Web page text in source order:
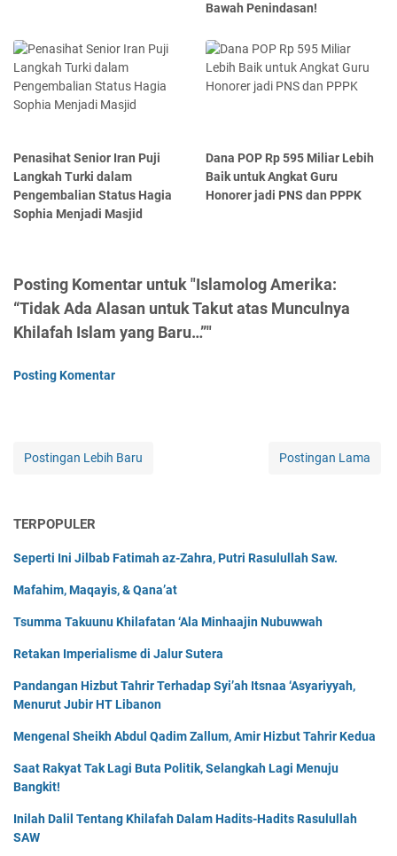
Bawah Penindasan!
Penasihat Senior Iran Puji
Langkah Turki dalam
Pengembalian Status Hagia
Sophia Menjadi Masjid
Dana POP Rp 595 Miliar Lebih
Baik untuk Angkat Guru
Honorer jadi PNS dan PPPK
Posting Komentar untuk "Islamolog Amerika:
“Tidak Ada Alasan untuk Takut atas Munculnya
Khilafah Islam yang Baru…”"
Posting Komentar
Postingan Lebih Baru Postingan Lama
TERPOPULER
Seperti Ini Jilbab Fatimah az-Zahra, Putri Rasulullah Saw.
Mafahim, Maqayis, & Qana’at
Tsumma Takuunu Khilafatan ‘Ala Minhaajin Nubuwwah
Retakan Imperialisme di Jalur Sutera
Pandangan Hizbut Tahrir Terhadap Syi’ah Itsnaa ‘Asyariyyah,
Menurut Jubir HT Libanon
Mengenal Sheikh Abdul Qadim Zallum, Amir Hizbut Tahrir Kedua
Saat Rakyat Tak Lagi Buta Politik, Selangkah Lagi Menuju
Bangkit!
Inilah Dalil Tentang Khilafah Dalam Hadits-Hadits Rasulullah
SAW